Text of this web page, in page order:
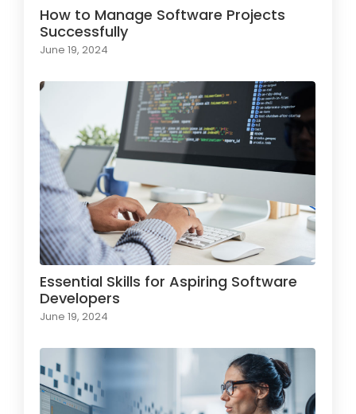
How to Manage Software Projects
Successfully
June 19, 2024
Essential Skills for Aspiring Software
Developers
June 19, 2024